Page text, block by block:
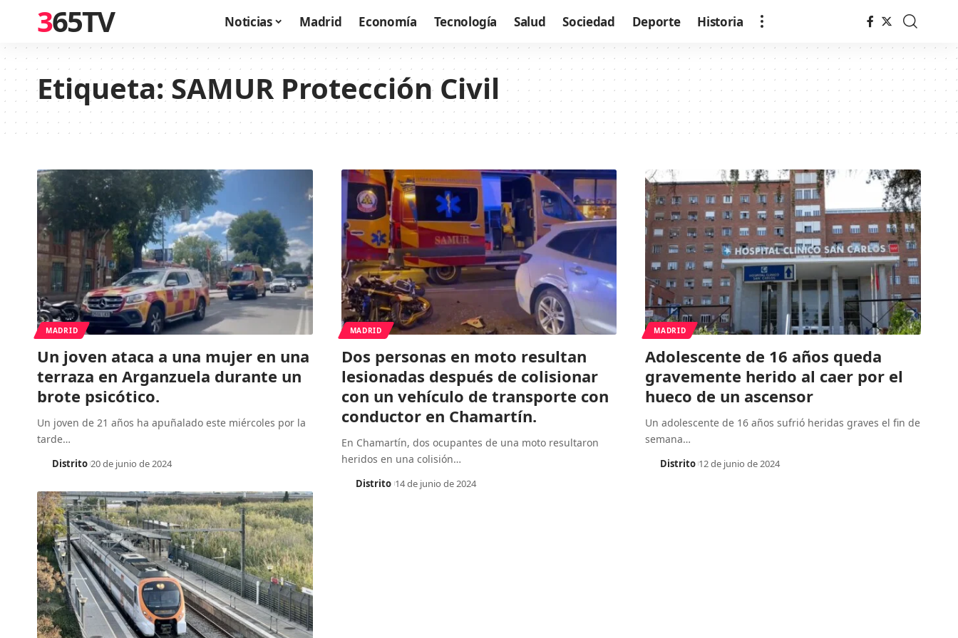
365TV Noticias Madrid Economía Tecnología Salud Sociedad Deporte Historia
Etiqueta:SAMUR Protección Civil
MADRID
Un joven ataca a una mujer en una
terraza en Arganzuela durante un
brote psicótico.
Un joven de 21 años ha apuñalado este miércoles por la
tarde…
Distrito 20 de junio de 2024
MADRID
Dos personas en moto resultan
lesionadas después de colisionar
con un vehículo de transporte con
conductor en Chamartín.
En Chamartín, dos ocupantes de una moto resultaron
heridos en una colisión…
Distrito 14 de junio de 2024
MADRID
Adolescente de 16 años queda
gravemente herido al caer por el
hueco de un ascensor
Un adolescente de 16 años sufrió heridas graves el fin de
semana…
Distrito 12 de junio de 2024